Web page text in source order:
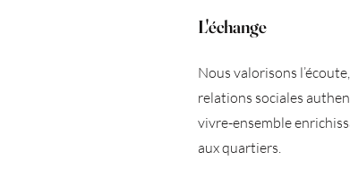
L'échange
Nous valorisons
relations sociales
vivre-ensemble
aux quartiers.